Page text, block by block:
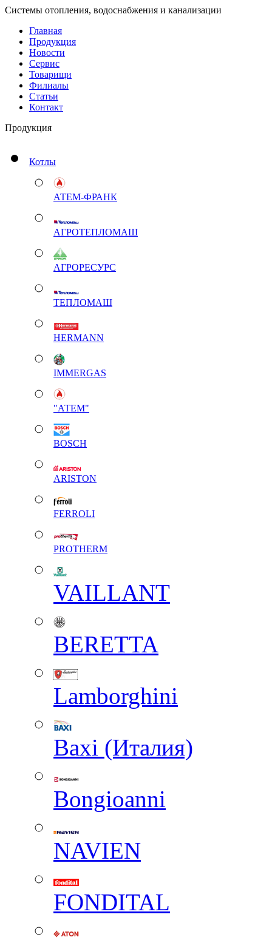
Системы отопления, водоснабжения и канализации
Главная
Продукция
Новости
Сервис
Товарищи
Филиалы
Статьи
Контакт
Продукция
Котлы
АТЕМ-ФРАНК
АГРОТЕПЛОМАШ
АГРОРЕСУРС
ТЕПЛОМАШ
HERMANN
IMMERGAS
"АТЕМ"
BOSCH
ARISTON
FERROLI
PROTHERM
VAILLANT
BERETTA
Lamborghini
Baxi (Италия)
Вongioanni
NAVIEN
FONDITAL